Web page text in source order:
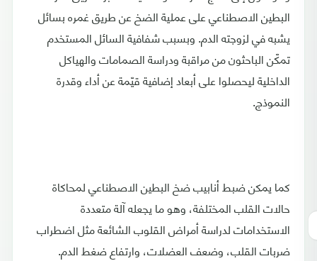
البطين الاصطناعي على عملية الضخ عن طريق غمره بسائل
يشبه في لزوجته الدم. وبسبب شفافية السائل المستخدم
تمكّن الباحثون من مراقبة ودراسة الصمامات والهياكل
الداخلية ليحصلوا على أبعاد إضافية قيّمة عن أداء وقدرة
النموذج.
كما يمكن ضبط أنابيب ضخ البطين الاصطناعي لمحاكاة
حالات القلب المختلفة، وهو ما يجعله آلة متعددة
الاستخدامات لدراسة أمراض القلوب الشائعة مثل اضطراب
ضربات القلب، وضعف العضلات، وارتفاع ضغط الدم.